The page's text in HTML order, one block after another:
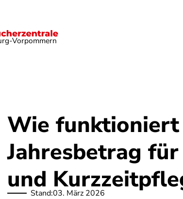
VorpommernLebensmittel
Wie funktioniert
Jahresbetrag
und
Stand:03. März 2026